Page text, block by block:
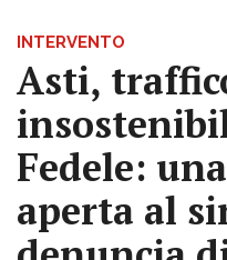
INTERVENTO
Asti,
Fedele:
aperta al